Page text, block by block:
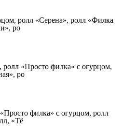
ролл «Серена», ролл «Филка
ро
«Просто филка» с огурцом,
ро
филка» с огурцом, ролл
«Тё